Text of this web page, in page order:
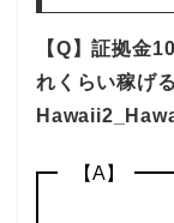
【Q】証拠金
れくらい稼げ
【A】